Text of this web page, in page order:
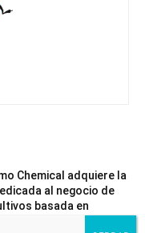
Chemical adquiere la
al negocio de
basada en